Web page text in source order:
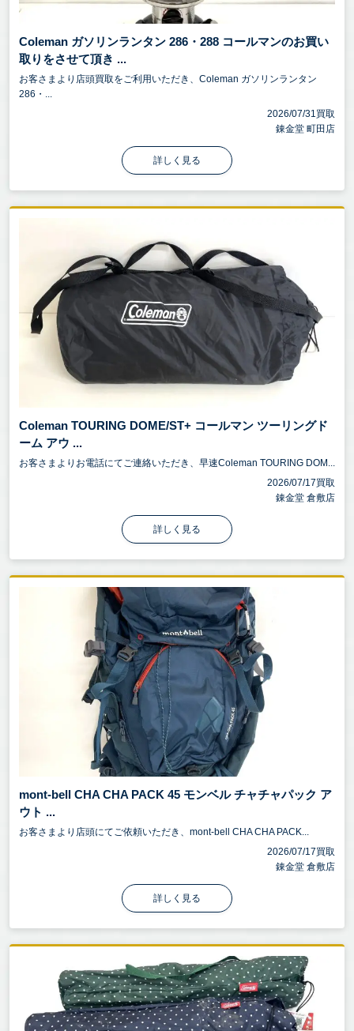
Coleman ガソリンランタン 286・288 コールマンのお買い
取りをさせて頂き ...
お客さまより店頭買取をご利用いただき、Coleman ガソリンランタン
286・...
2026/07/31買取
錬金堂 町田店
詳しく見る
Coleman TOURING DOME/ST+ コールマン ツーリングド
ーム アウ ...
お客さまよりお電話にてご連絡いただき、早速Coleman TOURING DOM...
2026/07/17買取
錬金堂 倉敷店
詳しく見る
mont-bell CHA CHA PACK 45 モンベル チャチャパック ア
ウト ...
お客さまより店頭にてご依頼いただき、mont-bell CHA CHA PACK...
2026/07/17買取
錬金堂 倉敷店
詳しく見る